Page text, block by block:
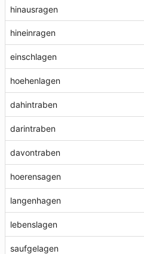
hinausragen
hineinragen
einschlagen
hoehenlagen
dahintraben
darintraben
davontraben
hoerensagen
langenhagen
lebenslagen
saufgelagen